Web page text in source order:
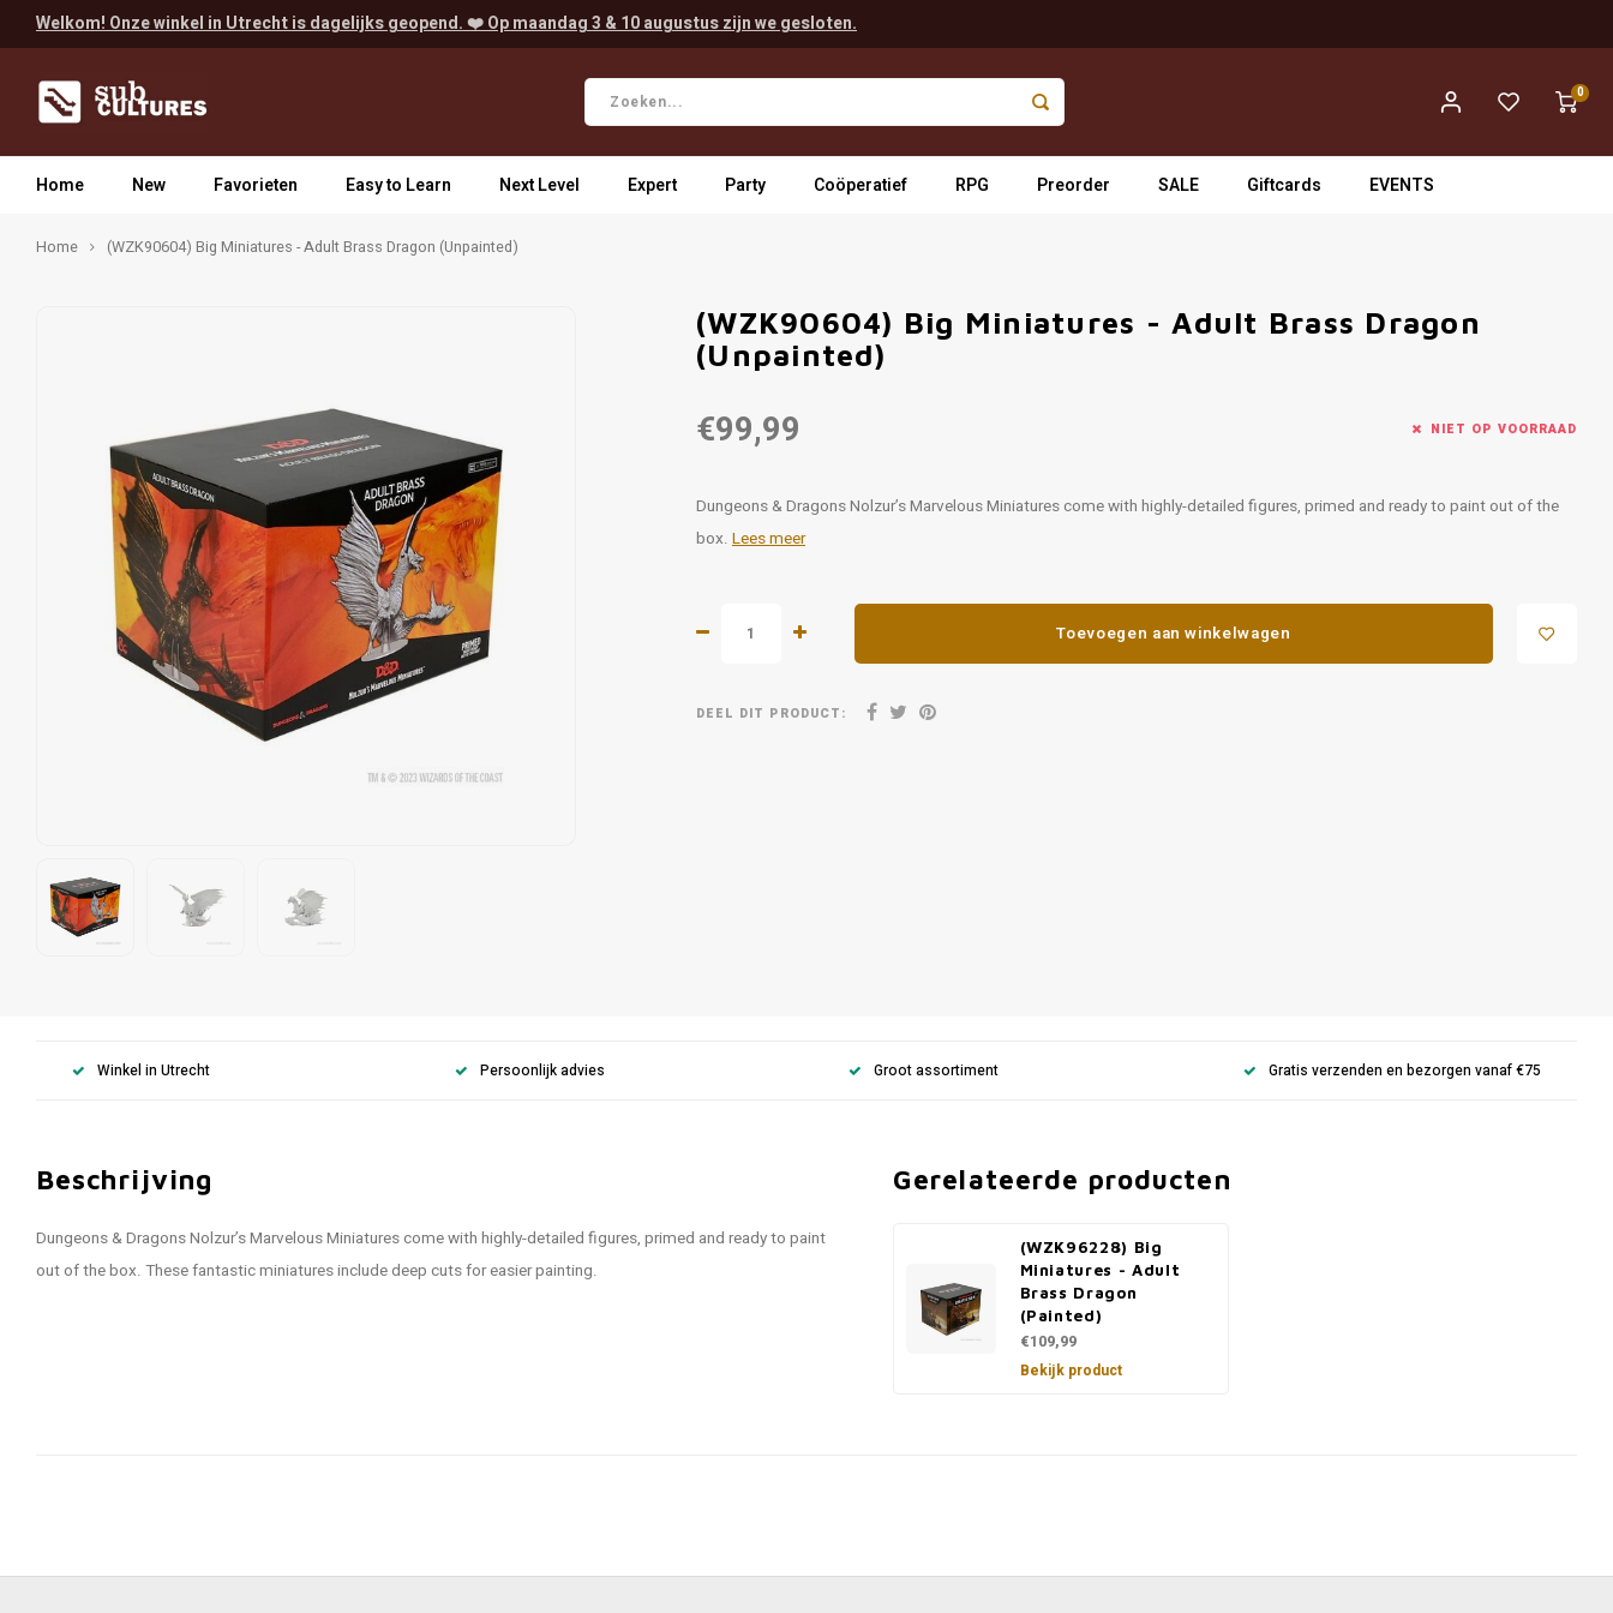
Welkom! Onze winkel in Utrecht is dagelijks geopend. ❤️ Op maandag 3 & 10 augustus zijn we gesloten.
0
Home New Favorieten Easy to Learn Next Level Expert Party Coöperatief RPG Preorder SALE Giftcards EVENTS
Home (WZK90604) Big Miniatures - Adult Brass Dragon (Unpainted)
(WZK90604) Big Miniatures - Adult Brass Dragon
(Unpainted)
€99,99 NIET OP VOORRAAD
Dungeons & Dragons Nolzur’s Marvelous Miniatures come with highly-detailed figures, primed and ready to paint out of the
box. Lees meer
Toevoegen aan winkelwagen
DEEL DIT PRODUCT:
Winkel in Utrecht Persoonlijk advies Groot assortiment Gratis verzenden en bezorgen vanaf €75
Beschrijving
Dungeons & Dragons Nolzur’s Marvelous Miniatures come with highly-detailed figures, primed and ready to paint
out of the box. These fantastic miniatures include deep cuts for easier painting.
Gerelateerde producten
(WZK96228) Big
Miniatures - Adult
Brass Dragon
(Painted)
€109,99
Bekijk product